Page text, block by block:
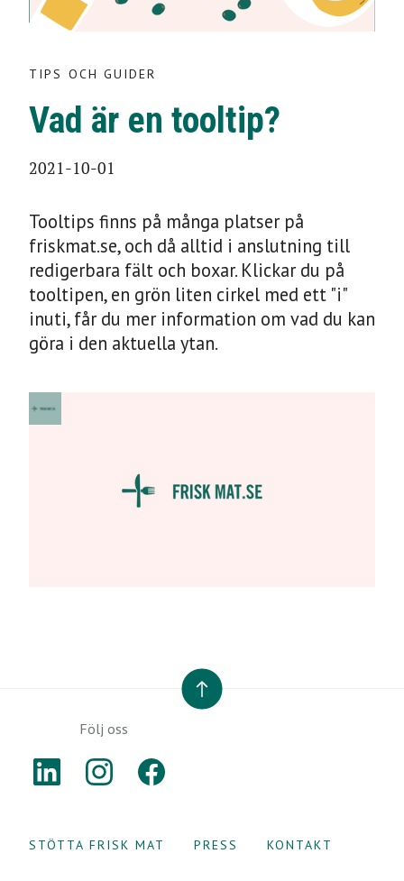
Vad är en tooltip?
TIPS OCH GUIDER
Vad är en tooltip?
2021-10-01
Tooltips finns på många platser på
friskmat.se, och då alltid i anslutning till
redigerbara fält och boxar. Klickar du på
tooltipen, en grön liten cirkel med ett "i"
inuti, får du mer information om vad du kan
göra i den aktuella ytan.
Vad är
en
TILL TOPPEN
Följ oss
LINKEDININSTAGRAM
STÖTTA FRISK MAT PRESS KONTAKT